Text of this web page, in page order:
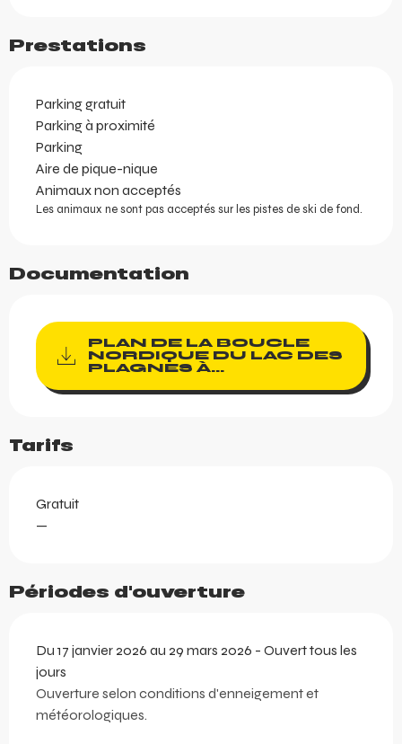
Prestations
Parking gratuit
Parking à proximité
Parking
Aire de pique-nique
Animaux non acceptés
Les animaux ne sont pas acceptés sur les pistes de ski de fond.
Documentation
PLAN DE LA BOUCLE
NORDIQUE DU LAC DES
PLAGNES À...
Tarifs
Gratuit
—
Périodes d'ouverture
Du 17 janvier 2026 au 29 mars 2026 - Ouvert tous les
jours
Ouverture selon conditions d'enneigement et
météorologiques.